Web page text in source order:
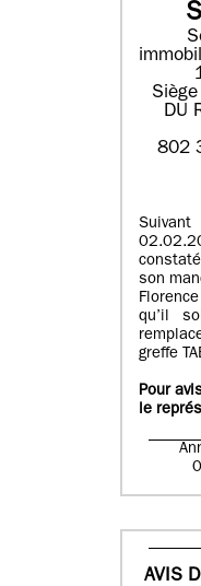
DU
802
son
qu’il
greffe
Pour
le
AVIS